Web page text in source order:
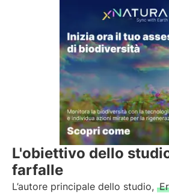
L'obiettivo dello
farfalle
L’autore principale dello studio,